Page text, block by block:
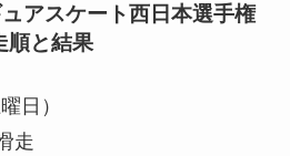
アスケート西日本選手権
と結果
日）
走